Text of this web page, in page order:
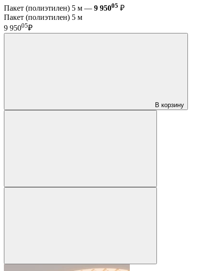
Пакет (полиэтилен) 5 м — 9 95005 ₽
Пакет (полиэтилен) 5 м
9 95005₽
В корзину